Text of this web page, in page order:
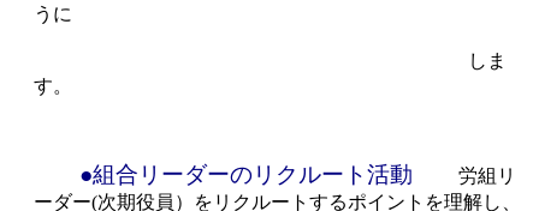
うに
しま
す。
●組合リーダーのリクルート活動
労組リ
ーダー(次期役員）をリクルートするポイントを理解し、